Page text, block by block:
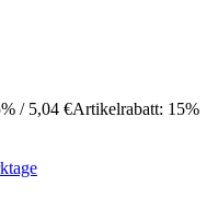
/ 5,04 €Artikelrabatt: 15%